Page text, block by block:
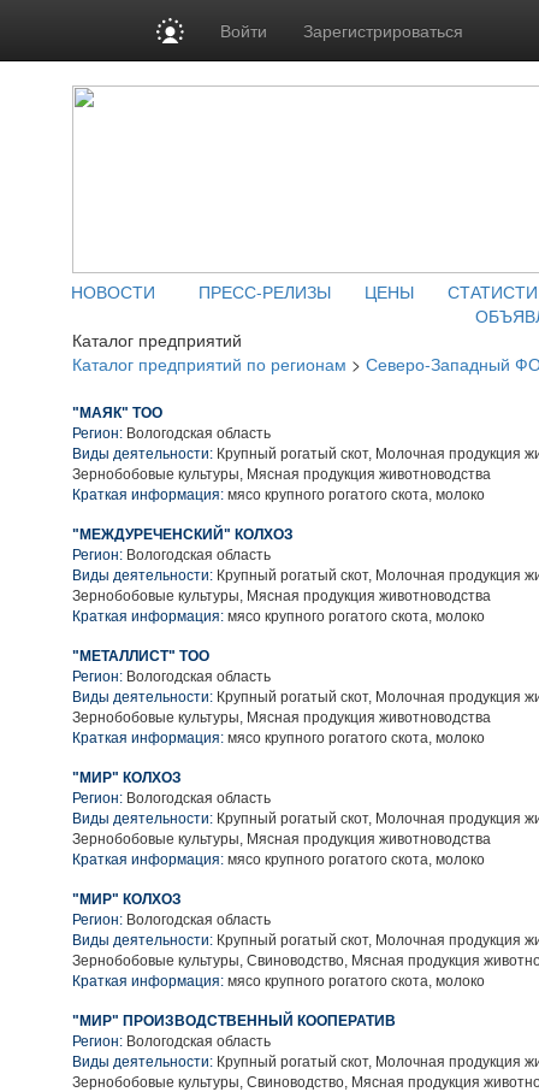
Войти Зарегистрироваться
НОВОСТИ ПРЕСС-РЕЛИЗЫ ЦЕНЫ
Каталог предприятий
Каталог предприятий по регионам > Северо-Западный
"МАЯК" ТОО
Регион: Вологодская область
Виды деятельности: Крупный рогатый скот, Молочная продукция
Зернобобовые культуры, Мясная продукция животноводства
Краткая информация: мясо крупного рогатого скота, молоко
"МЕЖДУРЕЧЕНСКИЙ" КОЛХОЗ
Регион: Вологодская область
Виды деятельности: Крупный рогатый скот, Молочная продукция
Зернобобовые культуры, Мясная продукция животноводства
Краткая информация: мясо крупного рогатого скота, молоко
"МЕТАЛЛИСТ" ТОО
Регион: Вологодская область
Виды деятельности: Крупный рогатый скот, Молочная продукция
Зернобобовые культуры, Мясная продукция животноводства
Краткая информация: мясо крупного рогатого скота, молоко
"МИР" КОЛХОЗ
Регион: Вологодская область
Виды деятельности: Крупный рогатый скот, Молочная продукция
Зернобобовые культуры, Мясная продукция животноводства
Краткая информация: мясо крупного рогатого скота, молоко
"МИР" КОЛХОЗ
Регион: Вологодская область
Виды деятельности: Крупный рогатый скот, Молочная продукция
Зернобобовые культуры, Свиноводство, Мясная продукция
Краткая информация: мясо крупного рогатого скота, молоко
"МИР" ПРОИЗВОДСТВЕННЫЙ КООПЕРАТИВ
Регион: Вологодская область
Виды деятельности: Крупный рогатый скот, Молочная продукция
Зернобобовые культуры, Свиноводство, Мясная продукция